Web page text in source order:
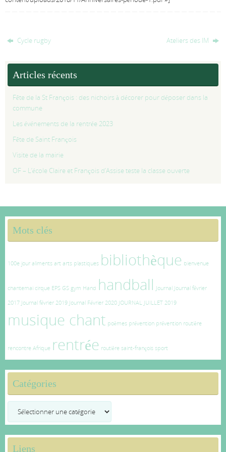
Cycle rugby Ateliers des IM
Articles récents
Fête de la St François : des nichoirs à décorer pour déposer dans la
commune
Les événements de la rentrée 2023
Fête de Saint François
Visite de la mairie
OF – L’école Claire et François d’Assise teste la classe ouverte
Mots clés
100e jour aliments art arts plastiques bibliothèque bienvenue
chantemai cirque EPS GS gym Hand handball Journal Journal février
2017 Journal février 2019 Journal Février 2020 JOURNAL JUILLET 2019
musique chant poèmes prévention prévention routière
rencontre Afrique rentrée routière saint-françois sport
Catégories
Liens